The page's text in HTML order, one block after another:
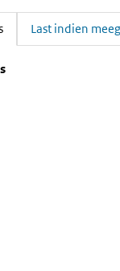
Last indien
over en